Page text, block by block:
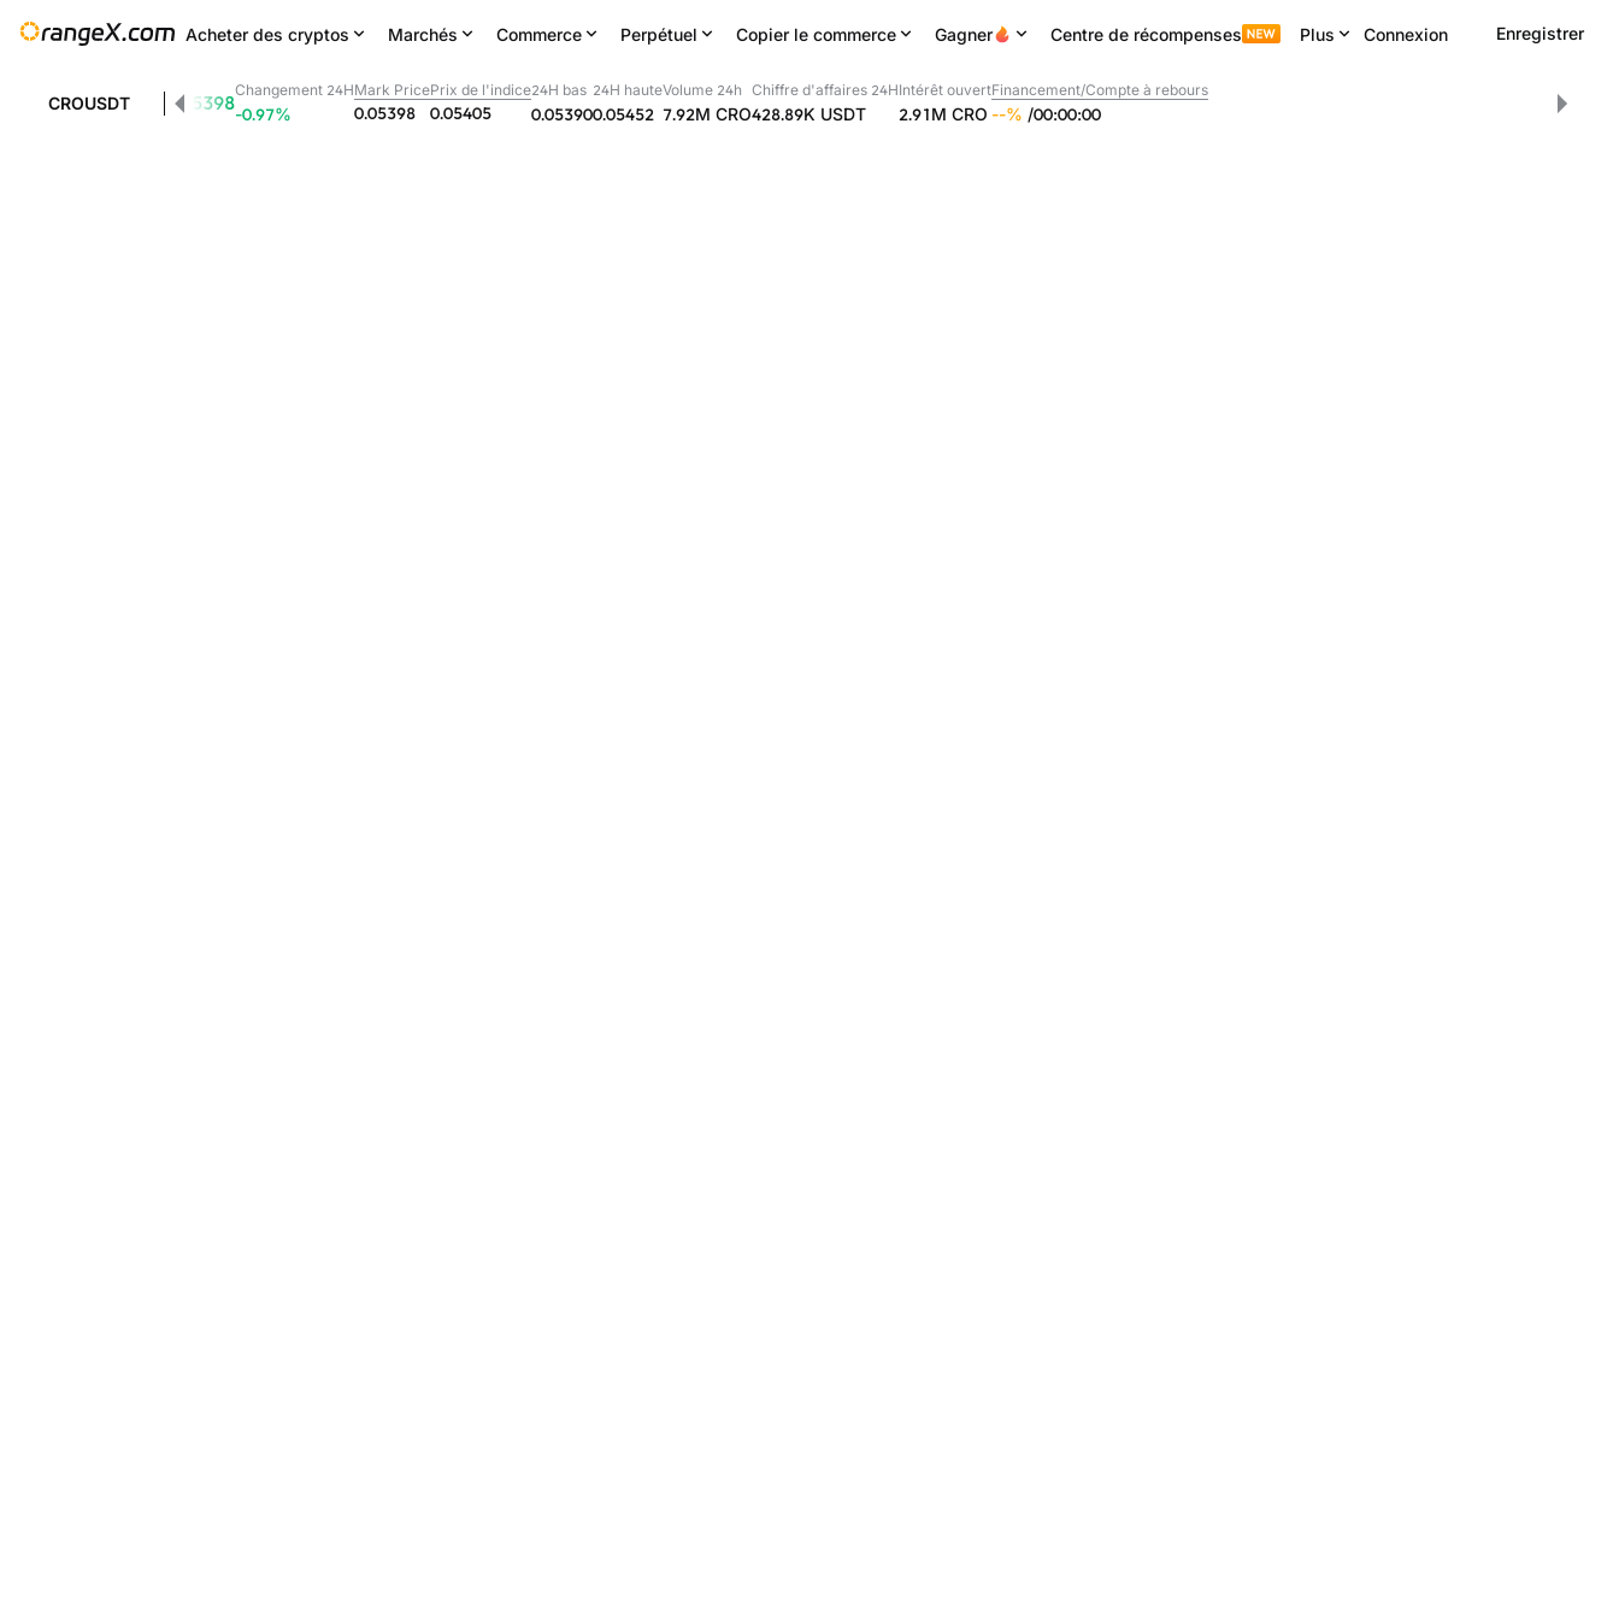
Acheter des cryptos Marchés Commerce Perpétuel Copier le commerce Gagner Centre de récompenses Plus Connexion Enregistrer
CROUSDT 0.05398
Changement 24H
-0.97%
Mark Price
0.05398
Prix de l'indice
0.05405
24H bas
0.05390
24H haute
0.05452
Volume 24h
7.92M CRO
Chiffre d'affaires 24H
428.89K USDT
Intérêt ouvert
2.91M CRO
Financement/Compte à rebours
--% /00:00:00